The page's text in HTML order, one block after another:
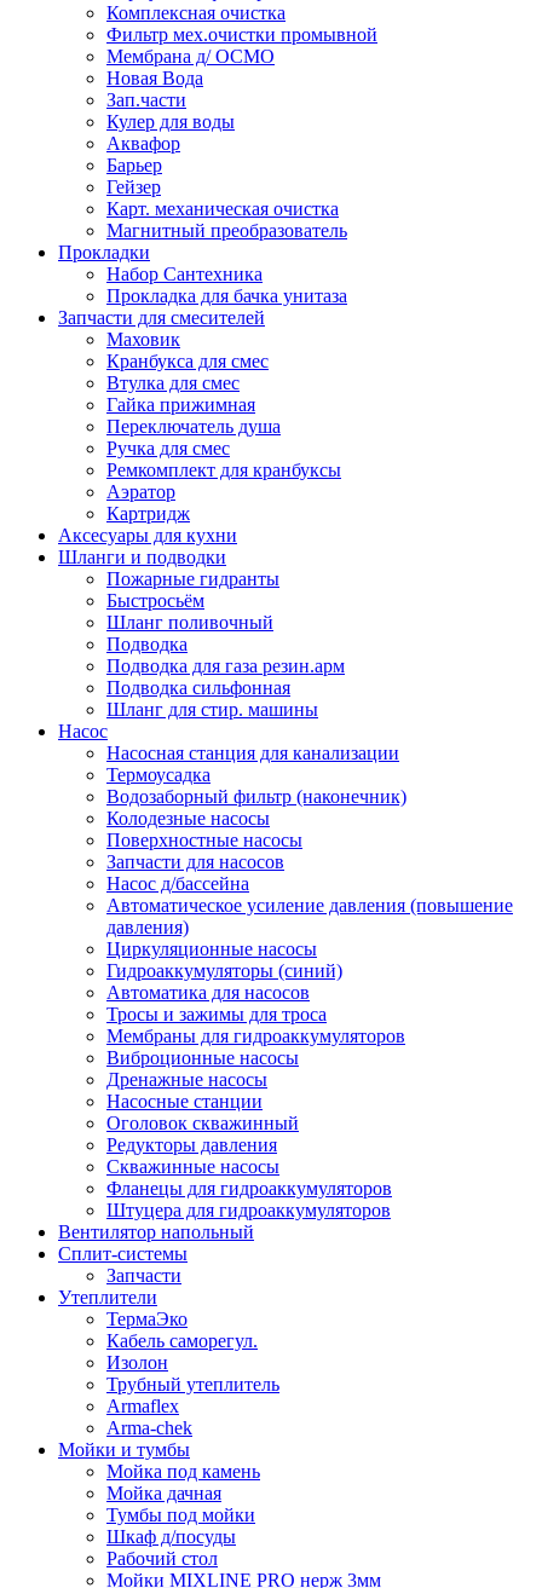
Комплексная очистка
Фильтр мех.очистки промывной
Мембрана д/ ОСМО
Новая Вода
Зап.части
Кулер для воды
Аквафор
Барьер
Гейзер
Карт. механическая очистка
Магнитный преобразователь
Прокладки
Набор Сантехника
Прокладка для бачка унитаза
Запчасти для смесителей
Маховик
Кранбукса для смес
Втулка для смес
Гайка прижимная
Переключатель душа
Ручка для смес
Ремкомплект для кранбуксы
Аэратор
Картридж
Аксесуары для кухни
Шланги и подводки
Пожарные гидранты
Быстросьём
Шланг поливочный
Подводка
Подводка для газа резин.арм
Подводка сильфонная
Шланг для стир. машины
Насос
Насосная станция для канализации
Термоусадка
Водозаборный фильтр (наконечник)
Колодезные насосы
Поверхностные насосы
Запчасти для насосов
Насос д/бассейна
Автоматическое усиление давления (повышение
давления)
Циркуляционные насосы
Гидроаккумуляторы (синий)
Автоматика для насосов
Тросы и зажимы для троса
Мембраны для гидроаккумуляторов
Виброционные насосы
Дренажные насосы
Насосные станции
Оголовок скважинный
Редукторы давления
Скважинные насосы
Фланецы для гидроаккумуляторов
Штуцера для гидроаккумуляторов
Вентилятор напольный
Сплит-системы
Запчасти
Утеплители
ТермаЭко
Кабель саморегул.
Изолон
Трубный утеплитель
Armaflex
Arma-chek
Мойки и тумбы
Мойка под камень
Мойка дачная
Тумбы под мойки
Шкаф д/посуды
Рабочий стол
Мойки MIXLINE PRO нерж 3мм